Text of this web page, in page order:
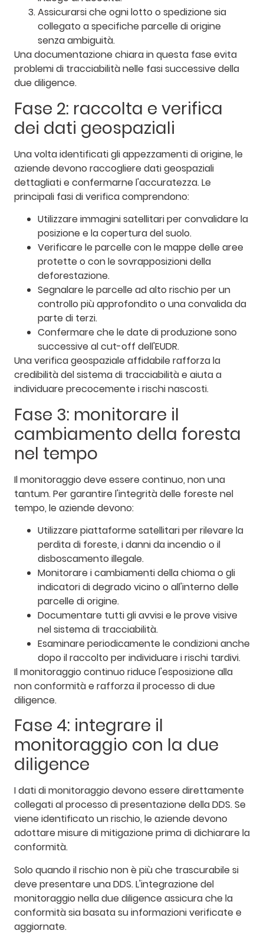
Assicurarsi che ogni lotto o spedizione sia
collegato a specifiche parcelle di origine
senza ambiguità.
Una documentazione chiara in questa fase evita
problemi di tracciabilità nelle fasi successive della
due diligence.
Fase 2: raccolta e verifica
dei dati geospaziali
Una volta identificati gli appezzamenti di origine, le
aziende devono raccogliere dati geospaziali
dettagliati e confermarne l'accuratezza. Le
principali fasi di verifica comprendono:
Utilizzare immagini satellitari per convalidare la
posizione e la copertura del suolo.
Verificare le parcelle con le mappe delle aree
protette o con le sovrapposizioni della
deforestazione.
Segnalare le parcelle ad alto rischio per un
controllo più approfondito o una convalida da
parte di terzi.
Confermare che le date di produzione sono
successive al cut-off dell'EUDR.
Una verifica geospaziale affidabile rafforza la
credibilità del sistema di tracciabilità e aiuta a
individuare precocemente i rischi nascosti.
Fase 3: monitorare il
cambiamento della foresta
nel tempo
Il monitoraggio deve essere continuo, non una
tantum. Per garantire l'integrità delle foreste nel
tempo, le aziende devono:
Utilizzare piattaforme satellitari per rilevare la
perdita di foreste, i danni da incendio o il
disboscamento illegale.
Monitorare i cambiamenti della chioma o gli
indicatori di degrado vicino o all'interno delle
parcelle di origine.
Documentare tutti gli avvisi e le prove visive
nel sistema di tracciabilità.
Esaminare periodicamente le condizioni anche
dopo il raccolto per individuare i rischi tardivi.
Il monitoraggio continuo riduce l'esposizione alla
non conformità e rafforza il processo di due
diligence.
Fase 4: integrare il
monitoraggio con la due
diligence
I dati di monitoraggio devono essere direttamente
collegati al processo di presentazione della DDS. Se
viene identificato un rischio, le aziende devono
adottare misure di mitigazione prima di dichiarare la
conformità.
Solo quando il rischio non è più che trascurabile si
deve presentare una DDS. L'integrazione del
monitoraggio nella due diligence assicura che la
conformità sia basata su informazioni verificate e
aggiornate.